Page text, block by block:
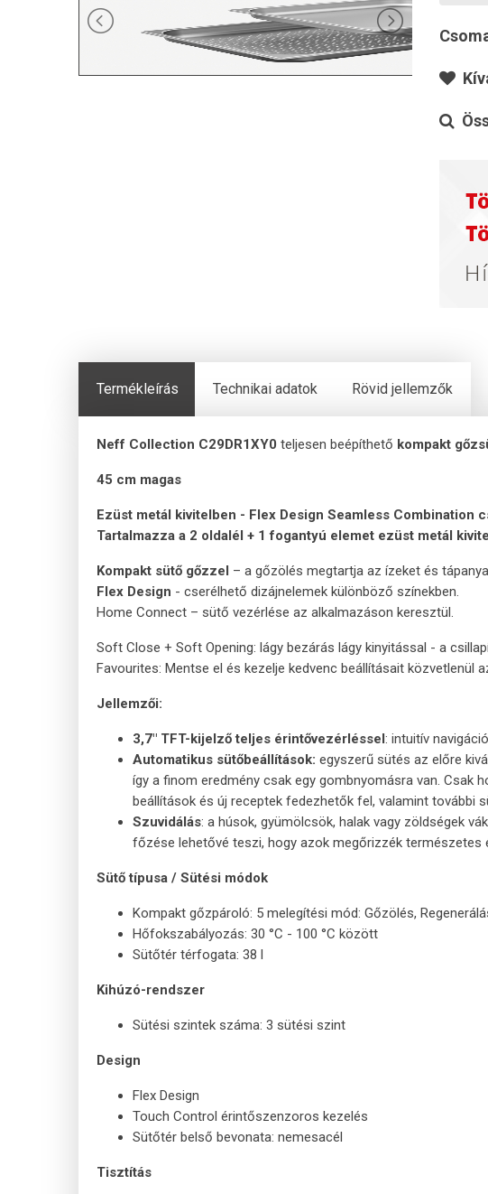
Termékleírás Technikai adatok Rövid jellemzők
Neff Collection C29DR1XY0 teljesen beépíthető kompakt
45 cm magas
Ezüst metál kivitelben - Flex Design Seamless Combination
Tartalmazza a 2 oldalél + 1 fogantyú elemet ezüst metál
Kompakt sütő gőzzel – a gőzölés megtartja az ízeket és
Flex Design - cserélhető dizájnelemek különböző színekben.
Home Connect – sütő vezérlése az alkalmazáson keresztül.
Soft Close + Soft Opening: lágy bezárás lágy kinyitással - a
Favourites: Mentse el és kezelje kedvenc beállításait közvetlenül
Jellemzői:
3,7" TFT-kijelző teljes érintővezérléssel : intuitív
Automatikus sütőbeállítások: egyszerű sütés az előre
így a finom eredmény csak egy gombnyomásra van. Csak
beállítások és új receptek fedezhetők fel, valamint további
Szuvidálás: a húsok, gyümölcsök, halak vagy zöldségek
főzése lehetővé teszi, hogy azok megőrizzék természetes
Sütő típusa / Sütési módok
Kompakt gőzpároló: 5 melegítési mód: Gőzölés,
Hőfokszabályozás: 30 °C - 100 °C között
Sütőtér térfogata: 38 l
Kihúzó-rendszer
Sütési szintek száma: 3 sütési szint
Design
Flex Design
Touch Control érintőszenzoros kezelés
Sütőtér belső bevonata: nemesacél
Tisztítás